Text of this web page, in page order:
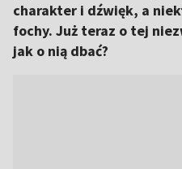
charakter i dźwięk, a
fochy. Już teraz o tej
jak o nią dbać?